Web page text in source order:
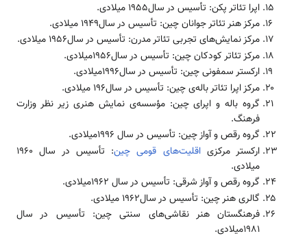
اپرا تئاتر پكن: تأسیس در سال1955 میلادی.
مركز هنر تئاتر جوانان چین: تأسیس در سال1949 میلادی.
مركز نمایش‌های تجربی تئاتر مدرن: تأسیس در سال1956 میلادی.
مركز تئاتر كودكان چین: تأسیس در سال1956میلادی.
اركستر سمفونی چین: تأسیس در سال1996میلادی.
مركز اپرا تئاتر باله‌­ی چین: تأسیس در سال196 میلادی.
گروه باله و اپرای چین: مؤسسه­‌ی نمایش هنری زیر نظر وزارت
فرهنگ.
گروه رقص و آواز چین: تأسیس در سال 1996میلادی.
اركستر مركزیاقلیت‌های قومی چین
: تأسیس در سال 1960
میلادی.
گروه رقص و آواز شرقی: تأسیس در سال 1962میلادی.
گالری هنر چین: تأسیس در سال1962 میلادی.
فرهنگستان هنر نقاشی­‌های سنتی چین: تأسیس در سال
1981میلادی.